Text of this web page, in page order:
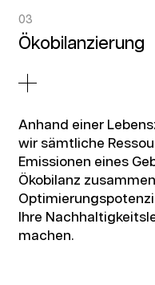
03
Ökobilanzierung
Anhand einer
wir sämtliche
Emissionen eines
Ökobilanz
Ihre
machen.